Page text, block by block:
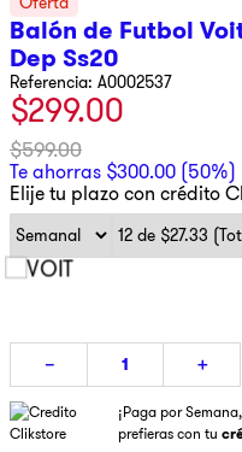
Balón de Futbol
Dep Ss20
Referencia: A0002537
$299.00
$599.00
Te ahorras $300.00 (50%)
Elije tu plazo con crédito
＋
－
¡Paga por
prefieras con tu
3.
4
winia
5.
pantalla
6.
7.
xbox
lavadora
9.